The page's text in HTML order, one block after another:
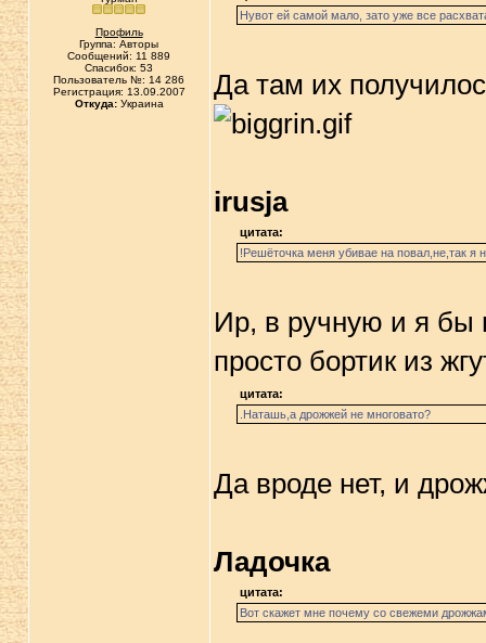
Профиль
Группа: Авторы
Сообщений: 11 889
Спасибок: 53
Пользователь №: 14 286
Регистрация: 13.09.2007
Откуда:Украина
Нувот ей самой мало, зато уже все
Да там их
irusja
цитата:
!Решёточка меня убивае на повал,не,так я
Ир, в ручную и я бы
просто бортик из
цитата:
.Наташь,а дрожжей не многовато?
Да вроде нет, и
Ладочка
цитата:
Вот скажет мне почему со свежеми